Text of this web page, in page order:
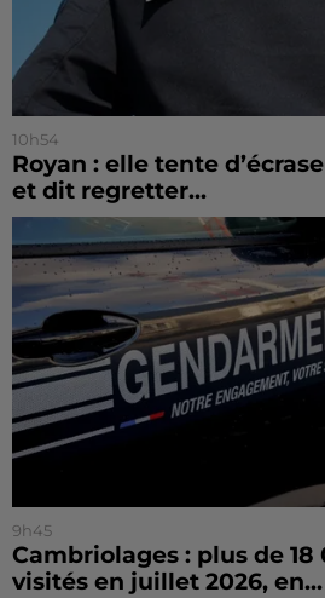
10h54
Royan : elle tente
et dit regretter...
9h45
Cambriolages : plus de
visités en juillet 2026, en...